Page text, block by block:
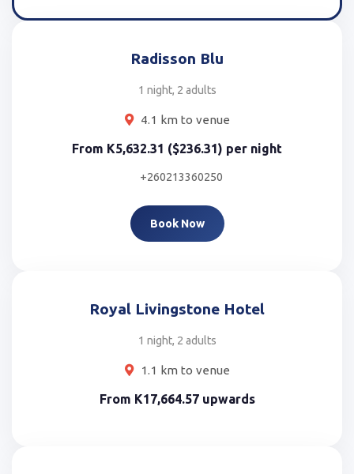
Radisson Blu
1 night, 2 adults
4.1 km to venue
From K5,632.31 ($236.31) per night
+260213360250
Book Now
Royal Livingstone Hotel
1 night, 2 adults
1.1 km to venue
From K17,664.57upwards